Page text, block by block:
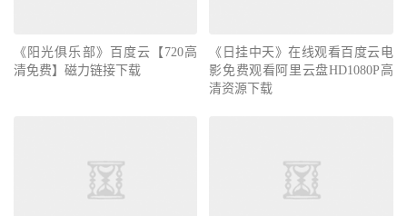
《阳光俱乐部》百度云【720高
清免费】磁力链接下载
《日挂中天》在线观看百度云电
影免费观看阿里云盘HD1080P高
清资源下载